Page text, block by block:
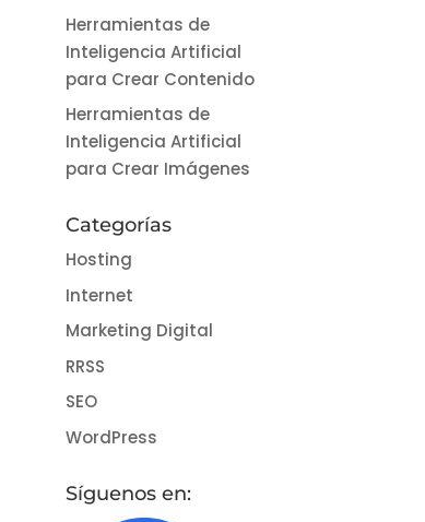
Herramientas de
Inteligencia Artificial
para Crear Contenido
Herramientas de
Inteligencia Artificial
para Crear Imágenes
Categorías
Hosting
Internet
Marketing Digital
RRSS
SEO
WordPress
Síguenos en: